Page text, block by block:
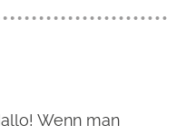
Wenn man